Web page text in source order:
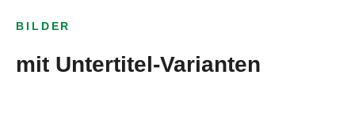
BILDER
mit Untertitel-Varianten